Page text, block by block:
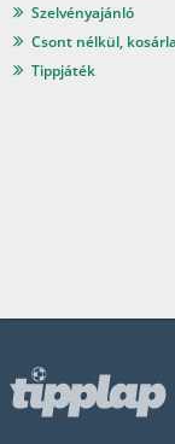
Szelvényajánló
Csont nélkül,
Tippjáték